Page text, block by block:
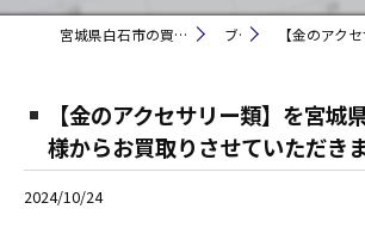
宮城県白石市の買取なら買取大吉セラビ白石店 ブログ 【金のアクセサリー類】を宮
【金のアクセサリー類】を宮城
様からお買取りさせていただき
2024/10/24